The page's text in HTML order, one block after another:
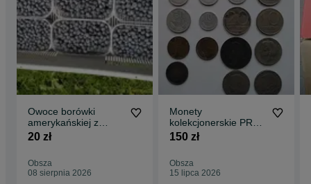
Owoce borówki
amerykańskiej z
przydomowej
20 zł
Obsza
08 sierpnia 2026
Monety
kolekcjonerskie PRL
10/20/50 groszy,
150 zł
Obsza
15 lipca 2026